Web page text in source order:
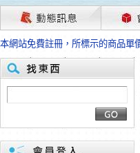
茲因國際情勢變化石油及塑化原物
本網站免費註冊，所標示的商品單
HP、EPSON、CANON原廠耗材
本網站免費註冊，所標示的商品
匯款客戶請注意！因商品繁複來
本網站免費註冊，所標示的商品
茲因國際情勢變化石油及塑化原
本網站免費註冊，所標示的商品單
HP、EPSON、CANON原廠耗材